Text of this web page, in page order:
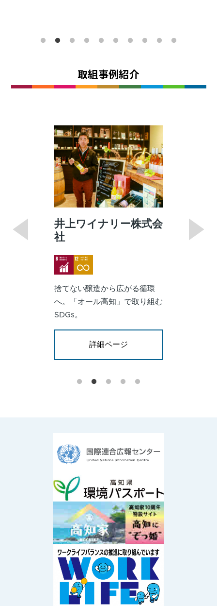
取組事例紹介
井上ワイナリー株式会
社
ImageImage
捨てない醸造から広がる循環
へ。「オール高知」で取り組む
SDGs。
詳細ページ